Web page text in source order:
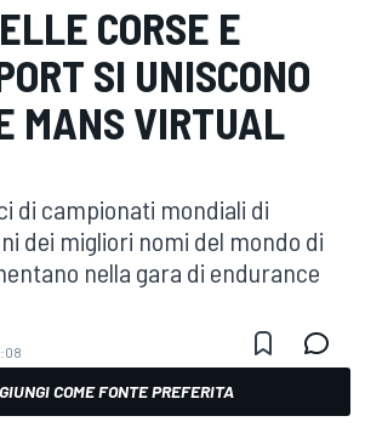
CORSE E
SI UNISCONO
MANS VIRTUAL
di campionati mondiali di
dei migliori nomi del mondo di
nella gara di endurance
COME FONTE PREFERITA